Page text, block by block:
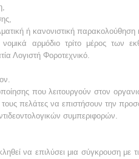
ή κανονιστική παρακολούθηση
νομικά αρμόδιο τρίτο μέρος
Λογιστή Φοροτεχνικό.
που λειτουργούν στον
πελάτες να επιστήσουν την
συμπεριφορών.
να επιλύσει μια σύγκρουση με